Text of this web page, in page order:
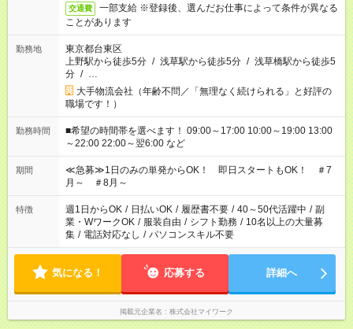
交通費
一部支給 ※登録後、選んだお仕事によって条件が異なる
ことがあります
勤務地
東京都台東区
上野駅から徒歩5分 / 浅草駅から徒歩5分 / 浅草橋駅から徒歩5
分 / …
大手物流会社（年齢不問／「無理なく続けられる」と好評の
職場です！）
勤務時間
■希望の時間帯を選べます！ 09:00～17:00 10:00～19:00 13:00
～22:00 22:00～翌6:00 など
期間
≪急募≫1日のみの単発からOK！ 即日スタートもOK！ ＃7
月～ ＃8月～
特徴 週1日からOK / 日払いOK / 履歴書不要 / 40～50代活躍中 / 副
業・WワークOK / 服装自由 / シフト勤務 / 10名以上の大量募
集 / 電話対応なし / パソコンスキル不要
気になる！ 応募する 詳細へ
掲載元企業名 株式会社マイワーク